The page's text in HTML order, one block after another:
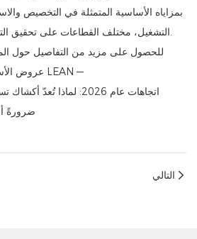
التشغيل، مختلف القطاعات على تحقيق التحديث الرقمي لإدارة الزوار.
للحصول على مزيد من التفاصيل حول
عروض الأسعار، يرجى الاتصال بشركة LEAN —
التالي